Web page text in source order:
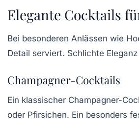
Elegante Cocktails
Bei besonderen Anlässen wie
Detail serviert. Schlichte
Champagner-Cocktails
Ein klassischer Champagner-
oder Pfirsichen. Ein besonders